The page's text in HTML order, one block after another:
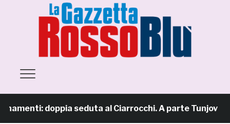
doppia seduta al Ciarrocchi. A parte Tunjov